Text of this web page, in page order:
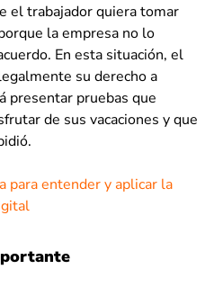
el trabajador quiera tomar
la empresa no lo
En esta situación, el
su derecho a
presentar pruebas que
de sus vacaciones y que
para entender y aplicar la